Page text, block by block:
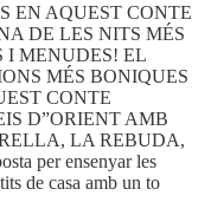
EN AQUEST CONTE
DE LES NITS MÉS
I MENUDES! EL
MÉS BONIQUES
CONTE
D”ORIENT AMB
LA REBUDA,
per ensenyar les
de casa amb un to